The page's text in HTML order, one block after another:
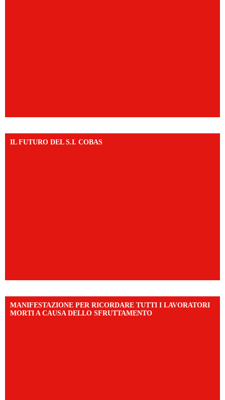
IL FUTURO DEL S.I. COBAS
MANIFESTAZIONE PER RICORDARE TUTTI I LAVORATORI
MORTI A CAUSA DELLO SFRUTTAMENTO